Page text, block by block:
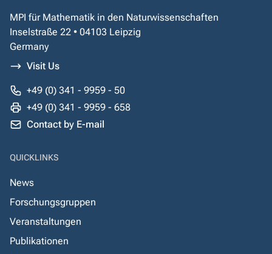
MPI für Mathematik in den Naturwissenschaften
Inselstraße 22 • 04103 Leipzig
Germany
Visit Us
+49 (0) 341 - 9959 - 50
+49 (0) 341 - 9959 - 658
Contact by E-mail
QUICKLINKS
News
Forschungsgruppen
Veranstaltungen
Publikationen